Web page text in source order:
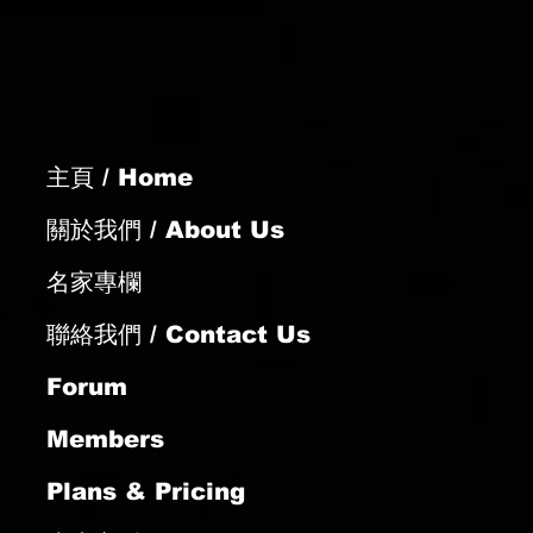
主頁 / Home
關於我們 / About Us
名家專欄
聯絡我們 / Contact Us
Forum
Members
Plans & Pricing